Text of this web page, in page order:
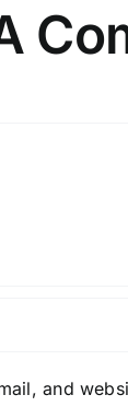
and